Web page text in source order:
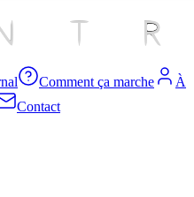
Comment ça marche
À
Contact